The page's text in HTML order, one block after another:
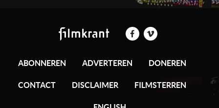
ABONNEREN ADVERTEREN DONEREN
CONTACT DISCLAIMER FILMSTERREN